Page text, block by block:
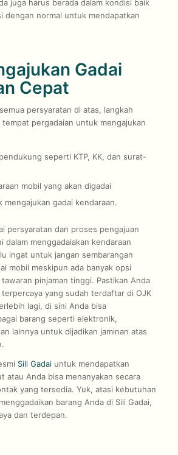
juga harus berada dalam kondisi baik
dengan normal untuk mendapatkan
Gadai
Cepat
persyaratan di atas, langkah
pergadaian untuk mengajukan
seperti KTP, KK, dan surat-
mobil yang akan digadai
mengajukan gadai kendaraan.
persyaratan dan proses pengajuan
dalam menggadaiakan kendaraan
ingat untuk jangan sembarangan
mobil meskipun ada banyak opsi
pinjaman tinggi. Pastikan Anda
terpercaya yang sudah terdaftar di OJK
lagi, di sini Anda bisa
barang seperti elektronik,
lainnya untuk dijadikan jaminan atas
Sili Gadaiuntuk mendapatkan
atau Anda bisa menanyakan secara
yang tersedia. Yuk, atasi kebutuhan
barang Anda di Sili Gadai,
dan terdepan.